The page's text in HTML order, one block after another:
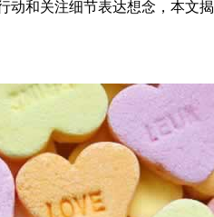
动和关注细节表达想念，本文